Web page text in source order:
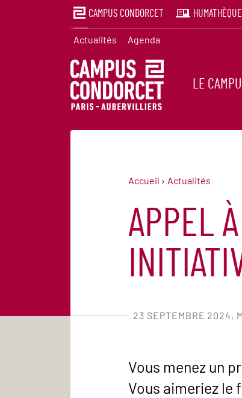
CAMPUS CONDORCET
Actualités Agenda
LE
Accueil Actualités
APPEL
23 SEPTEMBRE 2024
Vous menez un
Vous aimeriez le